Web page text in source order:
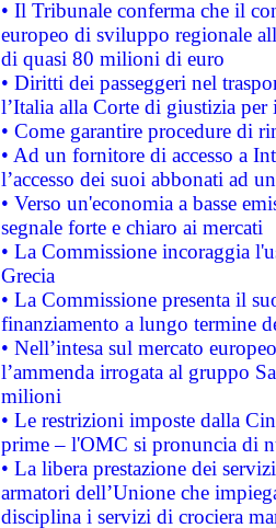
• Il Tribunale conferma che il
europeo di sviluppo regionale
di quasi 80 milioni di euro
• Diritti dei passeggeri nel
l’Italia alla Corte di giustizia
• Come garantire procedure di
• Ad un fornitore di accesso a
l’accesso dei suoi abbonati ad
• Verso un'economia a basse
segnale forte e chiaro ai mercati
• La Commissione incoraggia
Grecia
• La Commissione presenta il
finanziamento a lungo termine
• Nell’intesa sul mercato
l’ammenda irrogata al gruppo
milioni
• Le restrizioni imposte dalla
prime – l'OMC si pronuncia di
• La libera prestazione dei
armatori dell’Unione che
disciplina i servizi di crociera